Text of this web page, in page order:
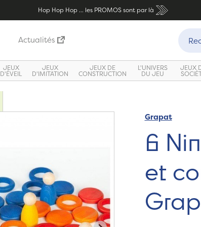
Hop Hop Hop ... les PROMOS sont par là
Actualités
JEUX
D'ÉVEIL
JEUX
D'IMITATION
JEUX DE
CONSTRUCTION
L'UNIVERS
DU JEU
JEUX
ZoomGrapat
6
et